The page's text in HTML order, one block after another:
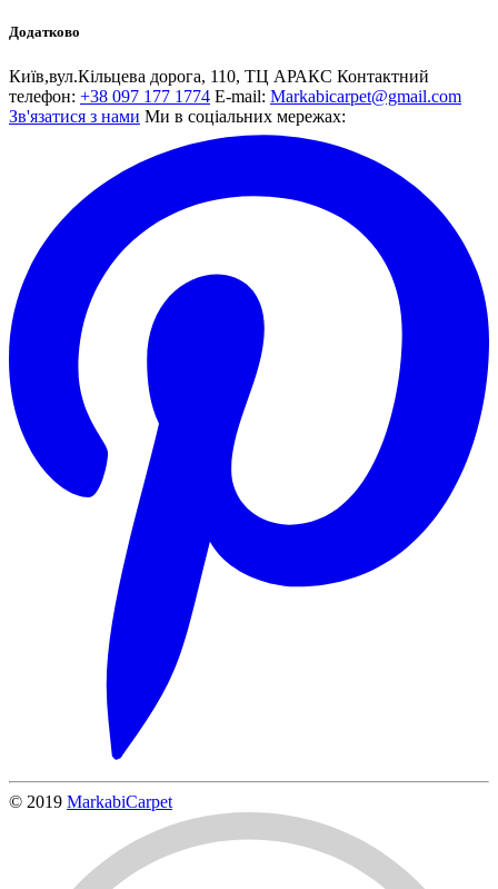
Додатково
Київ,вул.Кiльцева дорога, 110, ТЦ АРАКС Контактний
телефон: +38 097 177 1774 E-mail: Markabicarpet@gmail.com
Зв'язатися з нами Ми в соціальних мережах:
© 2019 MarkabiCarpet